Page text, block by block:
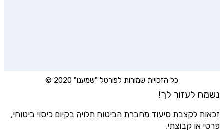
כל הזכויות שמורות לפורטל "שמענו" 2020 ©
נשמח לעזור לך!
זכאות לקצבת סיעוד מחברת הביטוח תלויה בקיום כיסוי ביטוחי,
פרטי או קבוצתי.